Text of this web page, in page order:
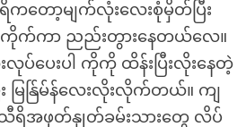
ကတော့မျက်လုံးလေးစုံမှိတ်ပြီး
ကိုက်ကာ ညည်းတွားနေတယ်လေ။
းလုပ်ပေးပါ ကိုကို ထိန်းပြီးလိုးနေတဲ့
း မြန်ြမ်န်လေးလိုးလိုက်တယ်။ ကျ
သီရိအဖုတ်နှုတ်ခမ်းသားတွေ လိပ်